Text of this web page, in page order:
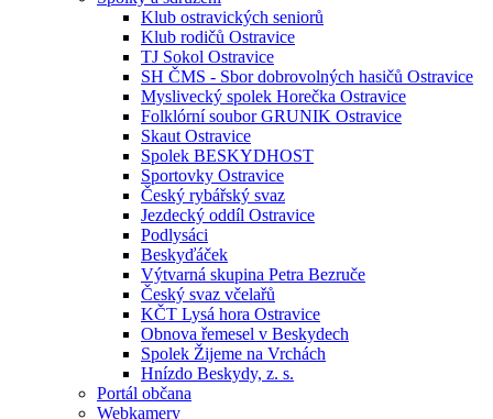
Klub ostravických seniorů
Klub rodičů Ostravice
TJ Sokol Ostravice
SH ČMS - Sbor dobrovolných hasičů Ostravice
Myslivecký spolek Horečka Ostravice
Folklórní soubor GRUNIK Ostravice
Skaut Ostravice
Spolek BESKYDHOST
Sportovky Ostravice
Český rybářský svaz
Jezdecký oddíl Ostravice
Podlysáci
Beskyďáček
Výtvarná skupina Petra Bezruče
Český svaz včelařů
KČT Lysá hora Ostravice
Obnova řemesel v Beskydech
Spolek Žijeme na Vrchách
Hnízdo Beskydy, z. s.
Portál občana
Webkamery